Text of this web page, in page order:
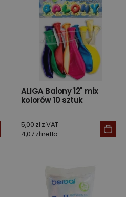
ALIGA Balony 12" mix
kolorów 10 sztuk
5,00 zł z VAT
4,07 zł netto